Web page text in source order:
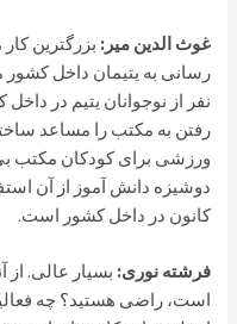
غوث الدین مير: بزرگترین
نفر از نوجوانان یتیم در
رفتن به مکتب را مساعد
دوشیزه دانش آموز از آن
کانون در داخل کشور است.
فرشته نوری: بسیار عالی. از
است، راضی هستید؟ چه